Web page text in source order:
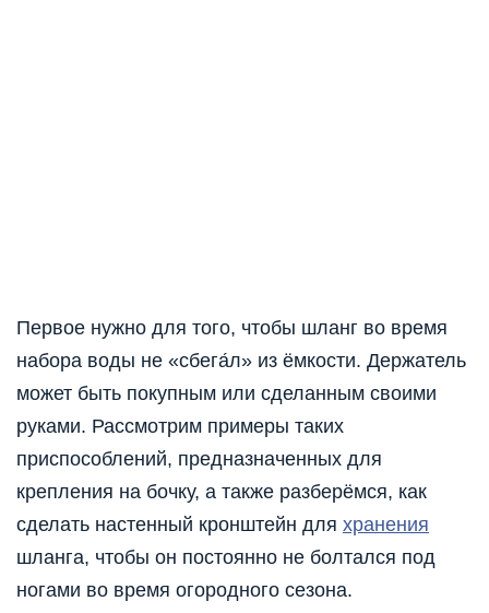
Первое нужно для того, чтобы шланг во время
набора воды не «сбега́л» из ёмкости. Держатель
может быть покупным или сделанным своими
руками. Рассмотрим примеры таких
приспособлений, предназначенных для
крепления на бочку, а также разберёмся, как
сделать настенный кронштейн для хранения
шланга, чтобы он постоянно не болтался под
ногами во время огородного сезона.